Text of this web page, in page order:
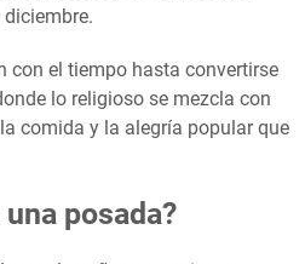
con el tiempo hasta convertirse
lo religioso se mezcla con
comida y la alegría popular que
posada?